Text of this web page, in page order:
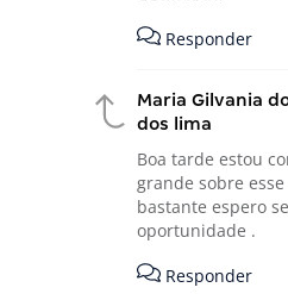
Responder
Maria Gilvania
dos lima
Boa tarde estou
grande sobre
bastante espero
oportunidade .
Responder